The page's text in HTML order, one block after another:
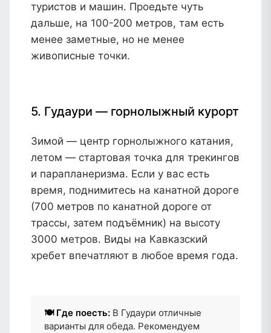
туристов и машин. Проедьте чуть
дальше, на 100-200 метров, там есть
менее заметные, но не менее
живописные точки.
5. Гудаури — горнолыжный курорт
Зимой — центр горнолыжного катания,
летом — стартовая точка для трекингов
и парапланеризма. Если у вас есть
время, поднимитесь на канатной дороге
(700 метров по канатной дороге от
трассы, затем подъёмник) на высоту
3000 метров. Виды на Кавказский
хребет впечатляют в любое время года.
🍽️ Где поесть: В Гудаури отличные
варианты для обеда. Рекомендуем